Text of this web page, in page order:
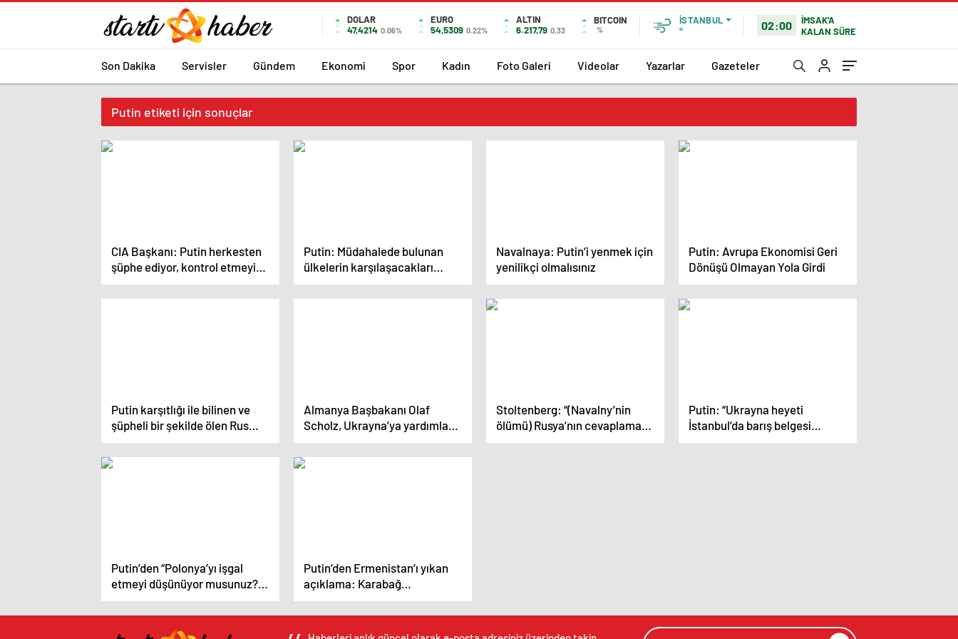
DOLAR
47,4214 0.06%
EURO
54,5309 0.22%
ALTIN
6.217,79 0,33
BITCOIN
%
İSTANBUL
°
02:00
İMSAK'A
KALAN SÜRE
Son Dakika Servisler Gündem Ekonomi Spor Kadın Foto Galeri Videolar Yazarlar Gazeteler
Putin etiketi için sonuçlar
CIA Başkanı: Putin herkesten
şüphe ediyor, kontrol etmeyi
seviyor
Putin: Müdahalede bulunan
ülkelerin karşılaşacakları
sonuçlar çok trajik olacak
Navalnaya: Putin’i yenmek için
yenilikçi olmalısınız
Putin: Avrupa Ekonomisi Geri
Dönüşü Olmayan Yola Girdi
Putin karşıtlığı ile bilinen ve
şüpheli bir şekilde ölen Rus
muhalifler
Almanya Başbakanı Olaf
Scholz, Ukrayna’ya yardımların
arttırılması çağrısında bulundu
Stoltenberg: “(Navalny’nin
ölümü) Rusya’nın cevaplaması
gereken sorular var”
Putin: “Ukrayna heyeti
İstanbul’da barış belgesi
imzalamaya hazırdı, ancak
Putin’den “Polonya’yı işgal
etmeyi düşünüyor musunuz?”
sorusuna yanıt: Böyle bir şey
söz konusu değil
Putin’den Ermenistan’ı yıkan
açıklama: Karabağ
Azerbaycan’ın ayrılmaz bir
parçasıdır!